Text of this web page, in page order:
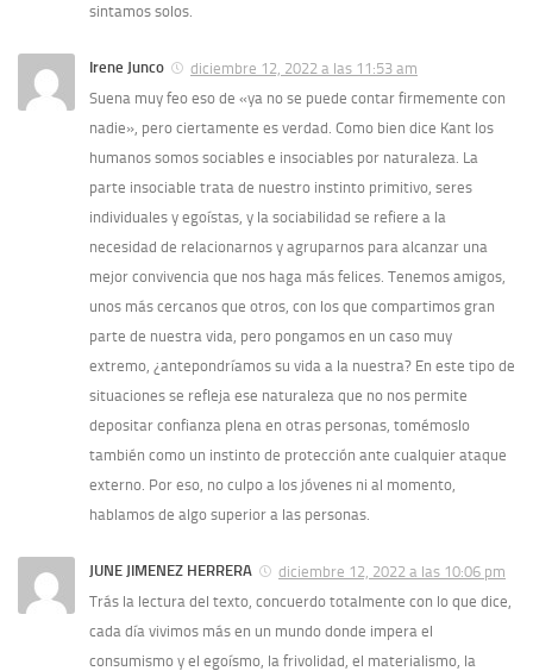
sintamos solos.
Irene Junco
diciembre 12, 2022 a las 11:53 am
Suena muy feo eso de «ya no se puede contar firmemente con
nadie», pero ciertamente es verdad. Como bien dice Kant los
humanos somos sociables e insociables por naturaleza. La
parte insociable trata de nuestro instinto primitivo, seres
individuales y egoístas, y la sociabilidad se refiere a la
necesidad de relacionarnos y agruparnos para alcanzar una
mejor convivencia que nos haga más felices. Tenemos amigos,
unos más cercanos que otros, con los que compartimos gran
parte de nuestra vida, pero pongamos en un caso muy
extremo, ¿antepondríamos su vida a la nuestra? En este tipo de
situaciones se refleja ese naturaleza que no nos permite
depositar confianza plena en otras personas, tomémoslo
también como un instinto de protección ante cualquier ataque
externo. Por eso, no culpo a los jóvenes ni al momento,
hablamos de algo superior a las personas.
JUNE JIMENEZ HERRERA
diciembre 12, 2022 a las 10:06 pm
Trás la lectura del texto, concuerdo totalmente con lo que dice,
cada día vivimos más en un mundo donde impera el
consumismo y el egoísmo, la frivolidad, el materialismo, la